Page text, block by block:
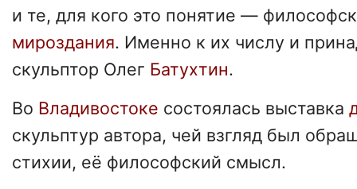
и те, для кого это понятие —
мироздания. Именно к их числу и
скульптор Олег Батухтин.
Во Владивостоке состоялась выставка
скульптур автора, чей взгляд был
стихии, её философский смысл.